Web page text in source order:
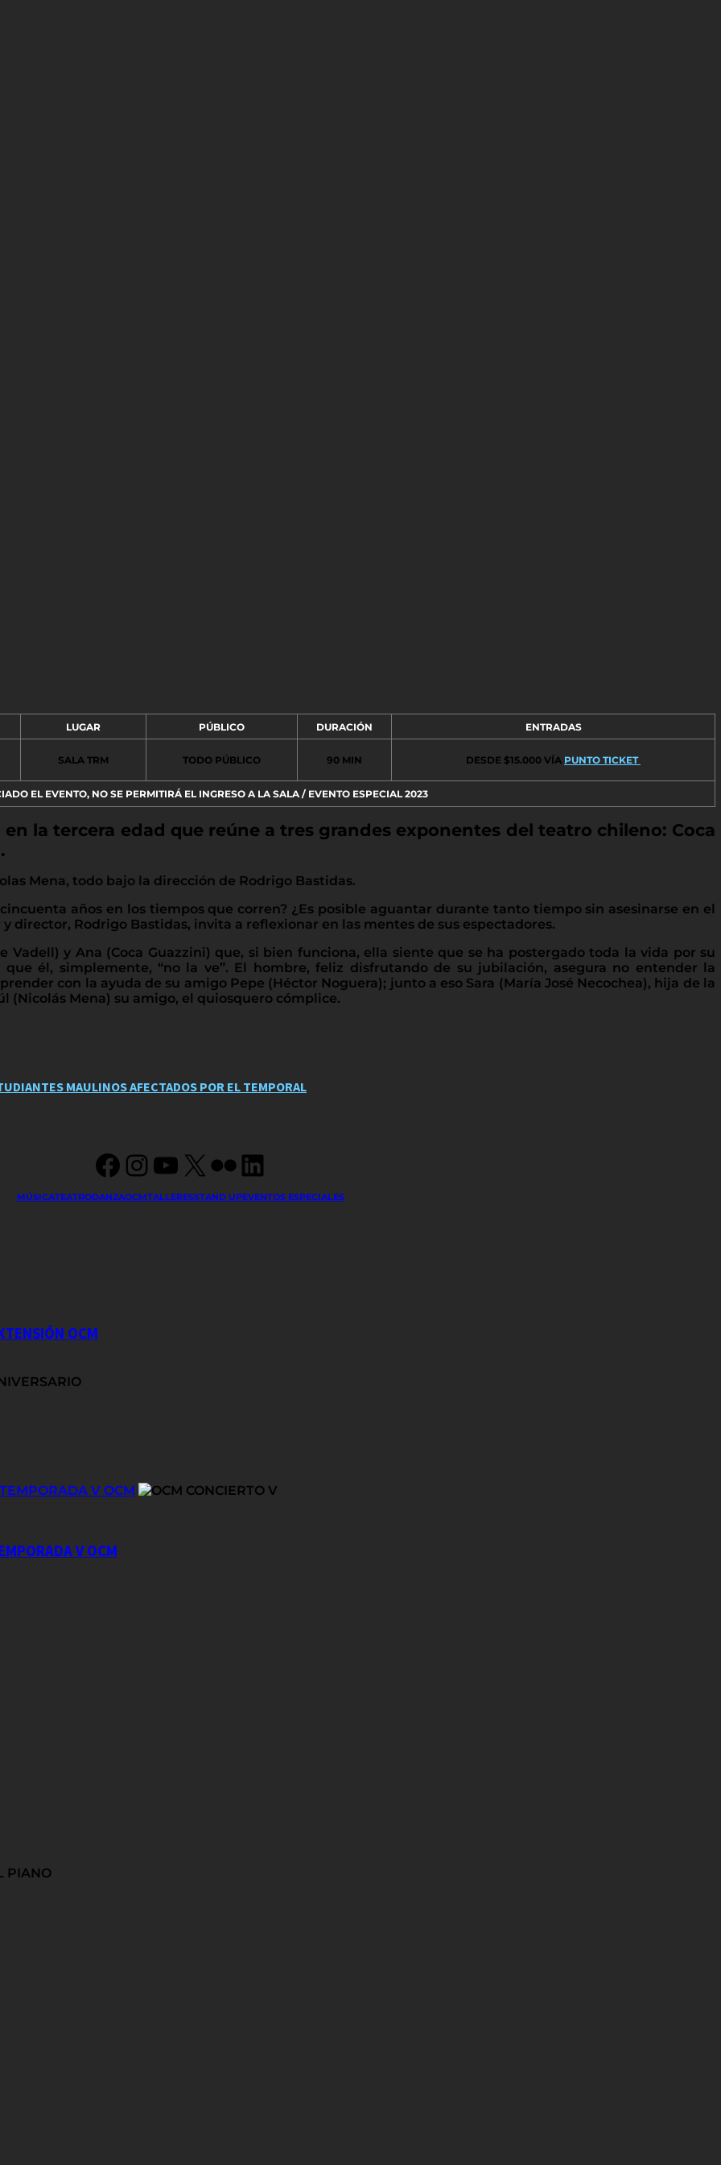
LUGAR PÚBLICO DURACIÓN ENTRADAS
SALA TRM TODO PÚBLICO 90 MIN DESDE $15.000 VÍA PUNTO TICKET
EL EVENTO, NO SE PERMITIRÁ EL INGRESO A LA SALA / EVENTO ESPECIAL 2023
la tercera edad que reúne a tres grandes exponentes del teatro chileno: Coca
Mena, todo bajo la dirección de Rodrigo Bastidas.
años en los tiempos que corren? ¿Es posible aguantar durante tanto tiempo sin asesinarse en el
director, Rodrigo Bastidas, invita a reflexionar en las mentes de sus espectadores.
y Ana (Coca Guazzini) que, si bien funciona, ella siente que se ha postergado toda la vida por su
él, simplemente, “no la ve”. El hombre, feliz disfrutando de su jubilación, asegura no entender la
con la ayuda de su amigo Pepe (Héctor Noguera); junto a eso Sara (María José Necochea), hija de la
(Nicolás Mena) su amigo, el quiosquero cómplice.
MAULINOS AFECTADOS POR EL TEMPORAL
Facebook
Instagram
YouTube
X FlickrLinkedIn
MÚSICATEATRODANZAOCMTALLERESSTAND UPEVENTOS ESPECIALES
OCM
V OCM
V OCM